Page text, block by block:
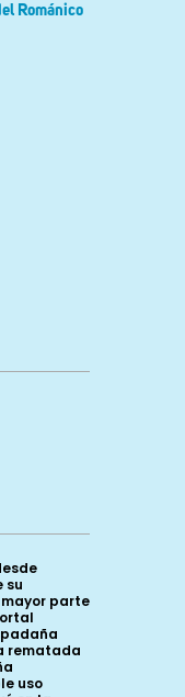
Románico
su
parte
rematada
uso